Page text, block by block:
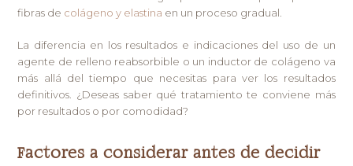
fibras de colágeno y elastina en un proceso gradual.
La diferencia en los resultados e indicaciones del uso de un
agente de relleno reabsorbible o un inductor de colágeno va
más allá del tiempo que necesitas para ver los resultados
definitivos. ¿Deseas saber qué tratamiento te conviene más
por resultados o por comodidad?
Factores a considerar antes de decidir